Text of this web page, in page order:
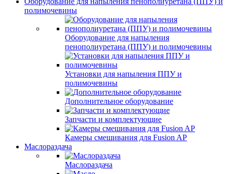
полимочевины
Оборудование для напыления
пенополиуретана (ППУ) и полимочевины
Установки для напыления ППУ и
полимочевины
Дополнительное оборудование
Запчасти и комплектующие
Камеры смешивания для Fusion AP
Маслораздача
Маслораздача